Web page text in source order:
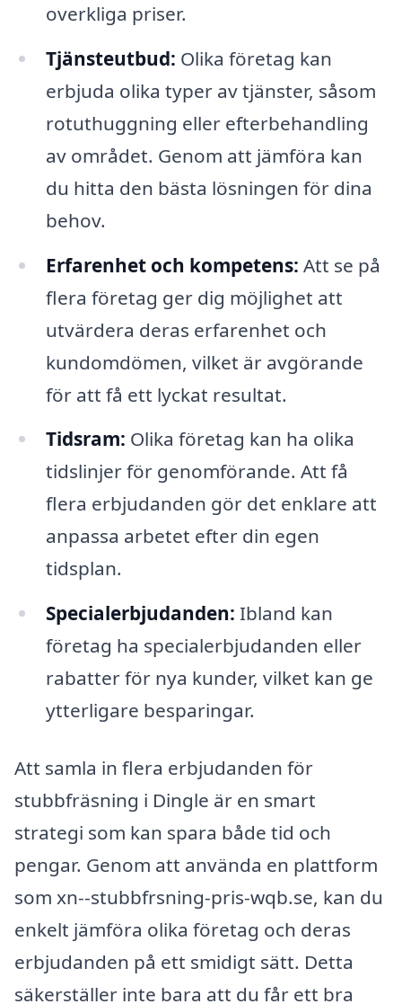
overkliga priser.
Tjänsteutbud: Olika företag kan
erbjuda olika typer av tjänster, såsom
rotuthuggning eller efterbehandling
av området. Genom att jämföra kan
du hitta den bästa lösningen för dina
behov.
Erfarenhet och kompetens: Att se på
flera företag ger dig möjlighet att
utvärdera deras erfarenhet och
kundomdömen, vilket är avgörande
för att få ett lyckat resultat.
Tidsram: Olika företag kan ha olika
tidslinjer för genomförande. Att få
flera erbjudanden gör det enklare att
anpassa arbetet efter din egen
tidsplan.
Specialerbjudanden: Ibland kan
företag ha specialerbjudanden eller
rabatter för nya kunder, vilket kan ge
ytterligare besparingar.
Att samla in flera erbjudanden för
stubbfräsning i Dingle är en smart
strategi som kan spara både tid och
pengar. Genom att använda en plattform
som xn--stubbfrsning-pris-wqb.se, kan du
enkelt jämföra olika företag och deras
erbjudanden på ett smidigt sätt. Detta
säkerställer inte bara att du får ett bra